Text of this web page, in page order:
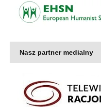
Nasz partner medialny